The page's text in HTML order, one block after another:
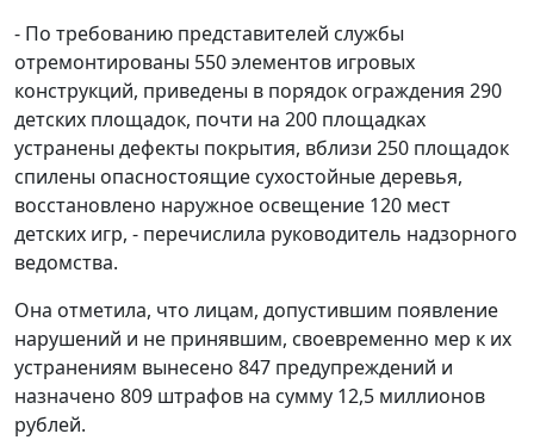
- По требованию представителей службы
отремонтированы 550 элементов игровых
конструкций, приведены в порядок ограждения 290
детских площадок, почти на 200 площадках
устранены дефекты покрытия, вблизи 250 площадок
спилены опасностоящие сухостойные деревья,
восстановлено наружное освещение 120 мест
детских игр, - перечислила руководитель надзорного
ведомства.
Она отметила, что лицам, допустившим появление
нарушений и не принявшим, своевременно мер к их
устранениям вынесено 847 предупреждений и
назначено 809 штрафов на сумму 12,5 миллионов
рублей.